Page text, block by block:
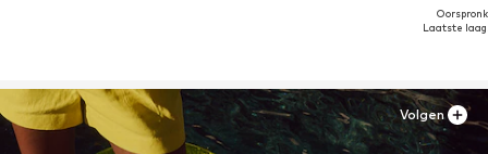
Laatste
Volgen